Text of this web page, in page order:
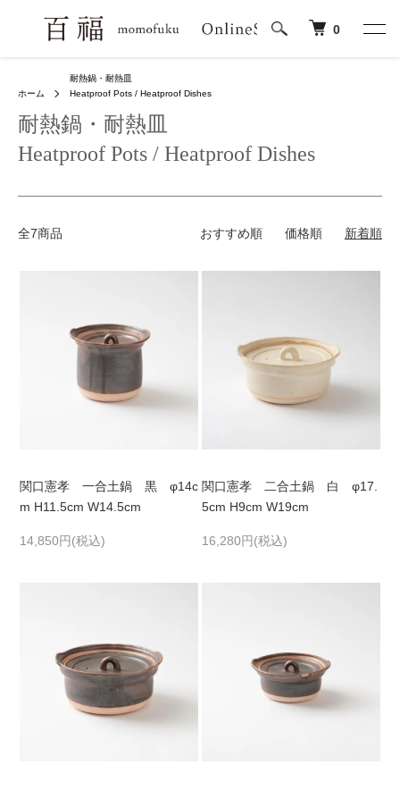
0
ホーム
耐熱鍋・耐熱皿
Heatproof Pots / Heatproof Dishes
耐熱鍋・耐熱皿
Heatproof Pots / Heatproof Dishes
全7商品 おすすめ順 価格順 新着順
関口憲孝 一合土鍋 黒 φ14c
m H11.5cm W14.5cm
14,850円(税込)
関口憲孝 二合土鍋 白 φ17.
5cm H9cm W19cm
16,280円(税込)